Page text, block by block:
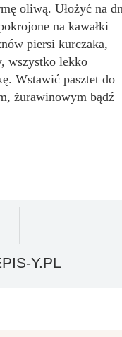
oliwą. Ułożyć na
na kawałki
piersi kurczaka,
wszystko lekko
Wstawić pasztet do
żurawinowym bądź
Y.PL